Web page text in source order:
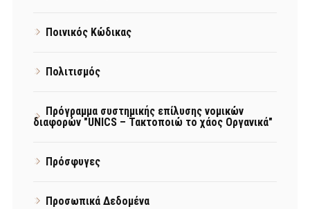
Ποινικός Κώδικας
Πολιτισμός
Πρόγραμμα συστημικής επίλυσης νομικών
διαφορών "UNICS – Τακτοποιώ το χάος Οργανικά"
Πρόσφυγες
Προσωπικά Δεδομένα